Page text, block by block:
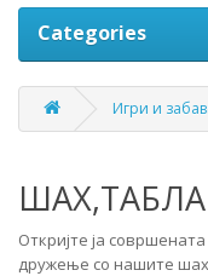
Categories
Игри и
Откријте ја
дружење со нашите